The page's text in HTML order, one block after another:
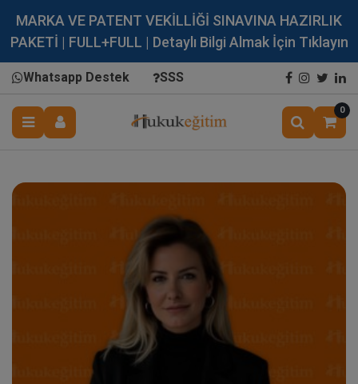
MARKA VE PATENT VEKİLLİĞİ SINAVINA HAZIRLIK
PAKETİ | FULL+FULL | Detaylı Bilgi Almak İçin Tıklayın
Whatsapp Destek SSS
0